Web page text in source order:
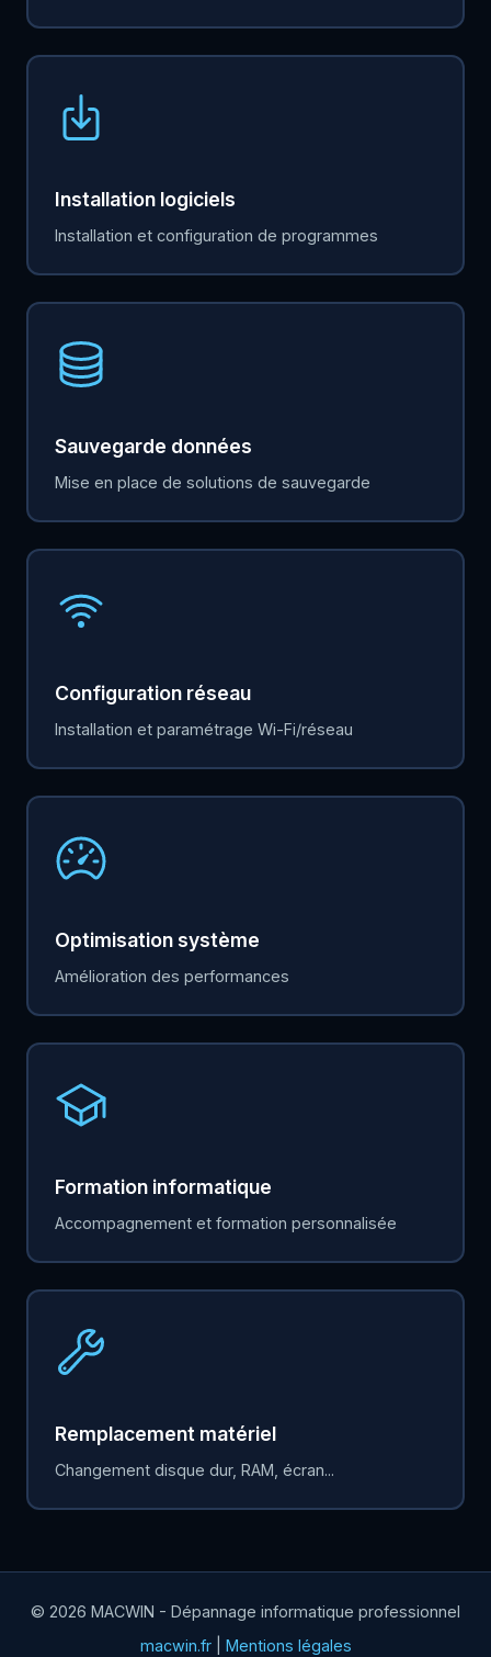
Installation logiciels
Installation et configuration de programmes
Sauvegarde données
Mise en place de solutions de sauvegarde
Configuration réseau
Installation et paramétrage Wi-Fi/réseau
Optimisation système
Amélioration des performances
Formation informatique
Accompagnement et formation personnalisée
Remplacement matériel
Changement disque dur, RAM, écran...
© 2026 MACWIN - Dépannage informatique professionnel
macwin.fr| Mentions légales